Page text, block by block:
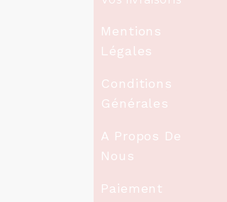
Mentions
Légales
Conditions
Générales
A Propos De
Nous
Paiement